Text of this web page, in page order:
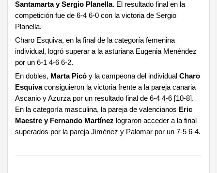
Santamarta y Sergio Planella. El resultado final en la
competición fue de 6-4 6-0 con la victoria de Sergio
Planella.
Charo Esquiva, en la final de la categoría femenina
individual, logró superar a la asturiana Eugenia Menéndez
por un 6-1 4-6 6-2.
En dobles, Marta Picó y la campeona del individual Charo
Esquivaconsiguieron la victoria frente a la pareja canaria
Ascanio y Azurza por un resultado final de 6-4 4-6 [10-8].
En la categoría masculina, la pareja de valencianos Eric
Maestre y Fernando Martínez lograron acceder a la final
superados por la pareja Jiménez y Palomar por un 7-5 6-4.